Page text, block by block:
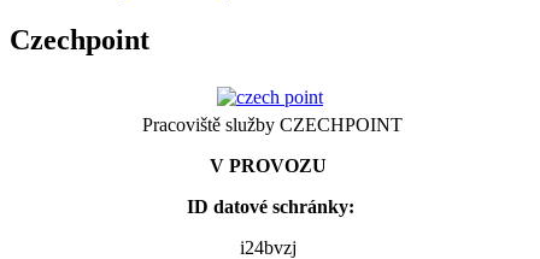
Czechpoint
Pracoviště služby CZECHPOINT
V PROVOZU
ID datové schránky:
i24bvzj